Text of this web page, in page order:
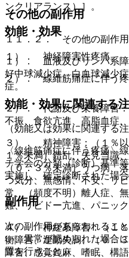
その他の副作用
１１．２． その他の副作用
１）． 血液及びリンパ系障
好中球減少症、白血球減少
症。
２）． 代謝及び栄養障害
不振、食欲亢進、高脂血症
３）． 精神障害：（１％
１％未満）錯乱、失見当識
（０．３％未満）うつ病、
つ気分、無感情、不安、リ
常、（頻度不明）離人症、
難、リビドー亢進、パニック
４）． 神経系障害：（１
衡障害、運動失調、（０．
障害、感覚鈍麻、嗜眠、構
ンクリアランス）］。
効能・効果
１）． 神経障害性疼痛。
２）． 線維筋痛症に伴う疼
効能・効果に関連する
（効能又は効果に関連する注
〈線維筋痛症に伴う疼痛〉
チ学会の分類（診断）基準
実施し、確定診断された場
副作用
次の副作用があらわれるこ
い、異常が認められた場合
置を行うこと。